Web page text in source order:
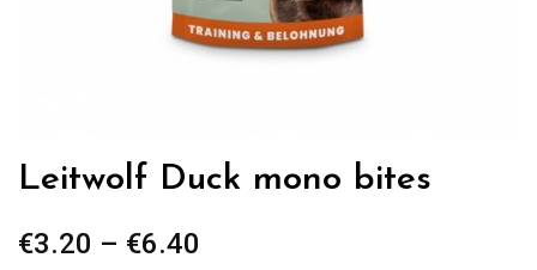
Leitwolf Duck mono bites
€3.20 – €6.40